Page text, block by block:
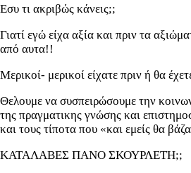
Εσυ τι ακριβώς κάνεις;;
Γιατί εγώ είχα αξία και πριν τα
από αυτα!!
Μερικοί- μερικοί είχατε πριν ή θα
Θελουμε να συσπειρώσουμε την
της πραγματικης γνώσης και
και τους τίποτα που «και εμείς θα
ΚΑΤΑΛΑΒΕΣ ΠΑΝΟ ΣΚΟΥΡΛΕΤΗ;;